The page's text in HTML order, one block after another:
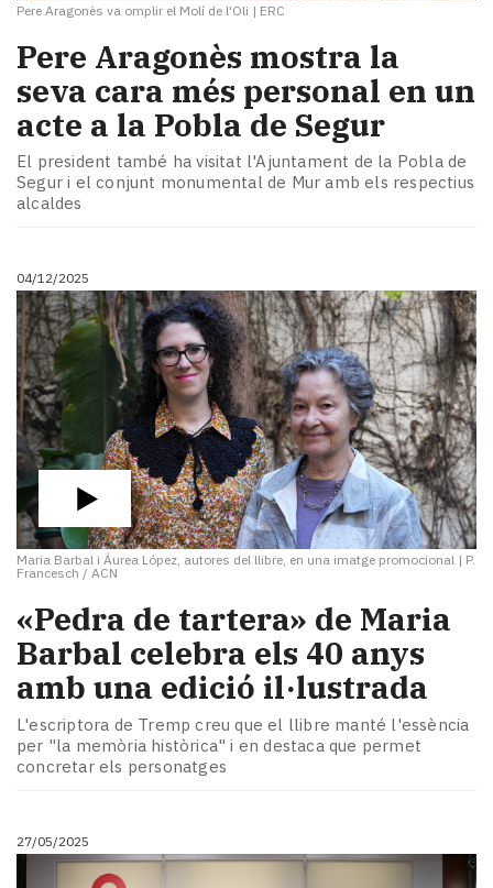
Pere Aragonès va omplir el Molí de l'Oli | ERC
Pere Aragonès mostra la
seva cara més personal en un
acte a la Pobla de Segur
El president també ha visitat l'Ajuntament de la Pobla de
Segur i el conjunt monumental de Mur amb els respectius
alcaldes
04/12/2025
Maria Barbal i Áurea López, autores del llibre, en una imatge promocional | P.
Francesch / ACN
«Pedra de tartera» de Maria
Barbal celebra els 40 anys
amb una edició il·lustrada
L'escriptora de Tremp creu que el llibre manté l'essència
per "la memòria històrica" i en destaca que permet
concretar els personatges
27/05/2025